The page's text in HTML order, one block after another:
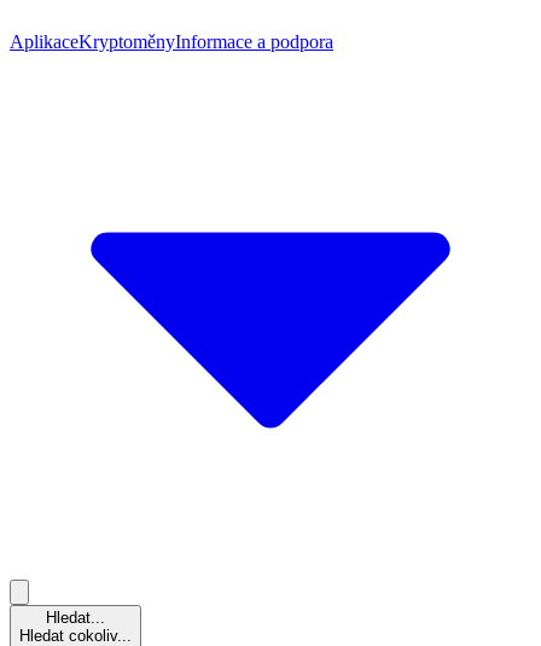
AplikaceKryptoměnyInformace a podpora
Hledat...
Hledat cokoliv...